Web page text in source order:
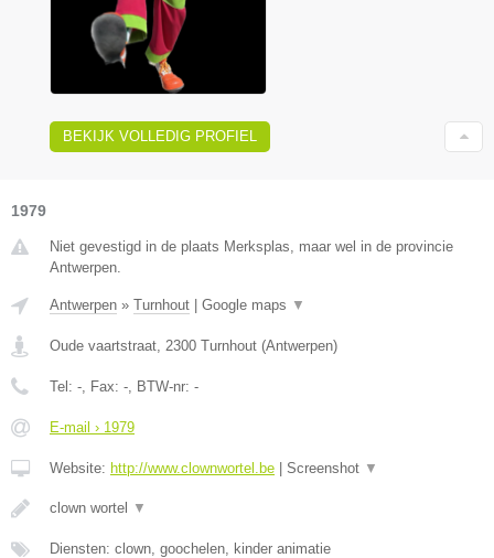
BEKIJK VOLLEDIG PROFIEL
1979
Niet gevestigd in de plaats Merksplas, maar wel in de provincie
Antwerpen.
Antwerpen » Turnhout Google maps ▼
Oude vaartstraat 2300 Turnhout (Antwerpen)
Tel: - , Fax: - , BTW-nr: -
E-mail › 1979
Website: http://www.clownwortel.be Screenshot ▼
clown wortel ▼
Diensten: clown, goochelen, kinder animatie